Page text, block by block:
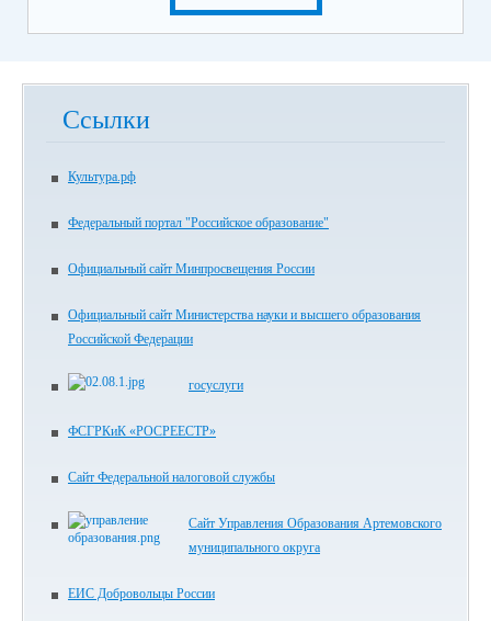
Ссылки
Культура.рф
Федеральный портал "Российское образование"
Официальный сайт Минпросвещения России
Официальный сайт Министерства науки и высшего образования
Российской Федерации
госуслуги
ФСГРКиК «РОСРЕЕСТР»
Сайт Федеральной налоговой службы
Сайт Управления Образования Артемовского
муниципального округа
ЕИС Добровольцы России